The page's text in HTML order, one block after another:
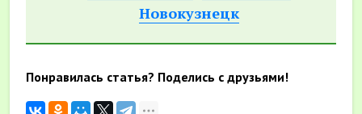
Новокузнецк
Понравилась статья? Поделись с друзьями!